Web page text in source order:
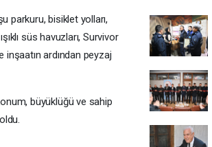
parkuru, bisiklet yolları,
süs havuzları, Survivor
inşaatın ardından peyzaj
büyüklüğü ve sahip